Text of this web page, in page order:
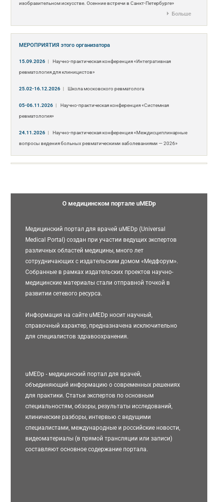
изобразительном искусстве. Осенние встречи в Санкт-Петербурге»
Больше
МЕРОПРИЯТИЯэтого организатора
15.09.2026 |
Научно-практическая конференция «Интегративная
ревматология для клиницистов»
25.02-16.12.2026 | Школа московского ревматолога
05-06.11.2026 |
Научно-практическая конференция «Системная
ревматология»
24.11.2026 |
Научно-практическая конференция «Междисциплинарные
вопросы ведения больных ревматическими заболеваниями — 2026»
О медицинском портале uMEDp
Медицинский портал для врачей uMEDp (Universal
Medical Portal) создан при участии ведущих экспертов
различных областей медицины, много лет
сотрудничающих с издательским домом «Медфорум».
Собранные в рамках издательских проектов научно-
медицинские материалы стали отправной точкой в
развитии сетевого ресурса.
Информация на сайте uMEDp носит научный,
справочный характер, предназначена исключительно
для специалистов здравоохранения.
uMEDp - медицинский портал для врачей,
объединяющий информацию о современных решениях
для практики. Статьи экспертов по основным
специальностям, обзоры, результаты исследований,
клинические разборы, интервью с ведущими
специалистами, международные и российские новости,
видеоматериалы (в прямой трансляции или записи)
составляют основное содержание портала.